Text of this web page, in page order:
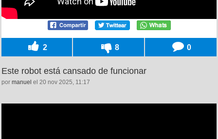
2 8 0
Este robot está cansado de funcionar
por manuel el 20 nov 2025, 11:17